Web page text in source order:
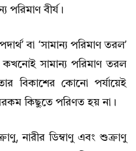
পরিমাণ বীর্য।
বা ‘সামান্য পরিমাণ তরল’
কখনোই সামান্য পরিমাণ তরল
বিকাশের কোনো পর্যায়েই
কিছুতে পরিণত হয় না।
নারীর ডিম্বাণু এবং শুক্রাণু